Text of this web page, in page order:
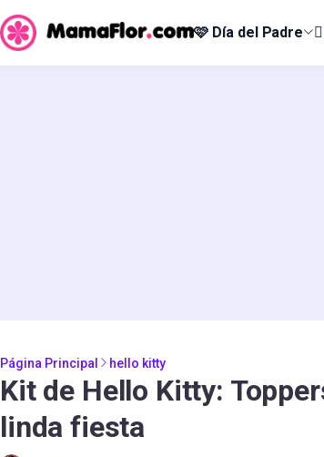
🩷 Día del Padre
Página Principal hello kitty
Kit de Hello Kitty:
linda fiesta